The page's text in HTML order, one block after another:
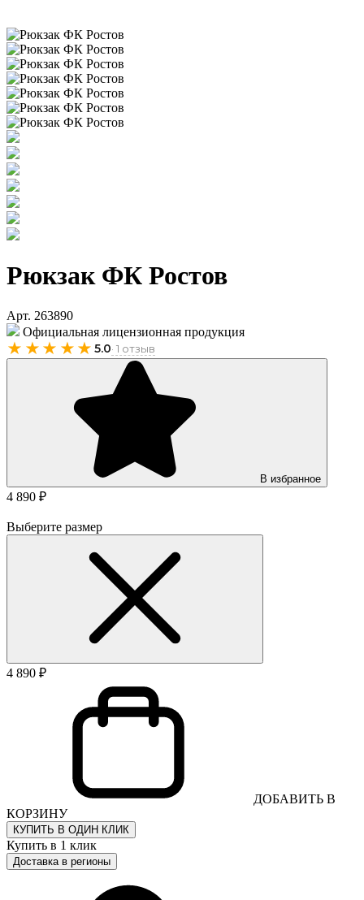
Рюкзак ФК Ростов
Арт. 263890
Официальная лицензионная продукция
★★★★★ 5.0· 1 отзыв
В избранное
4 890 ₽
Выберите размер
4 890 ₽
ДОБАВИТЬ В
КОРЗИНУ
КУПИТЬ В ОДИН КЛИК
Купить в 1 клик
Доставка в регионы